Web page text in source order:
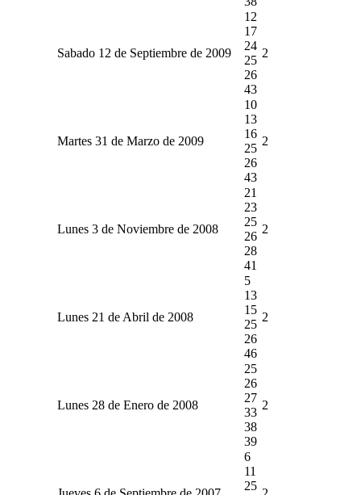
Sabado 12 de Septiembre de 2009
12
17
24
25
26
43
2
Martes 31 de Marzo de 2009
10
13
16
25
26
43
2
Lunes 3 de Noviembre de 2008
21
23
25
26
28
41
2
Lunes 21 de Abril de 2008
5
13
15
25
26
46
2
Lunes 28 de Enero de 2008
25
26
27
33
38
39
2
6
11
25